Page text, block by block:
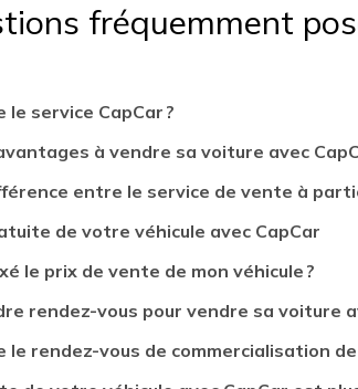
fréquemment
le service CapCar ?
à vendre sa voiture avec
entre le service de vente à
de votre véhicule avec CapCar
le prix de vente de mon véhicule ?
rendez-vous pour vendre sa voiture
le rendez-vous de commercialisation